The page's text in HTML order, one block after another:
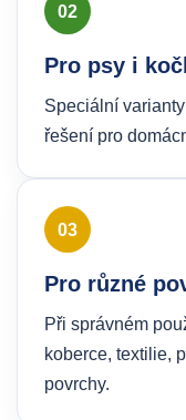
02
Pro psy i
Speciální
řešení pro
03
Pro různé
Při správném
koberce, textilie,
povrchy.